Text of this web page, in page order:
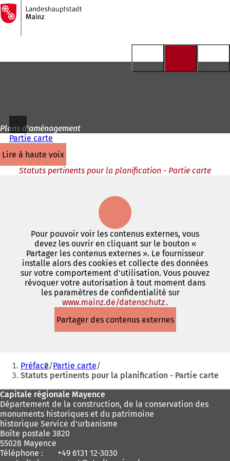
Accéder au contenu
Vers
la
page
d'accueil
Plans d'aménagement
Partie carte
lire à haute voix
Statuts pertinents pour la planification - Partie carte
Pour pouvoir voir les contenus externes, vous
devez les ouvrir en cliquant sur le bouton «
Partager les contenus externes ». Le fournisseur
installe alors des cookies et collecte des données
sur votre comportement d'utilisation. Vous pouvez
révoquer votre autorisation à tout moment dans
les paramètres de confidentialité sur
www.mainz.de/datenschutz(S'ouvre
un
nouvel
.
Partager des contenus externes
Vous
êtes
ici
:
Préface Partie carte
Statuts pertinents pour la planification - Partie carte
Pied
de
page
Capitale régionale Mayence
Département de la construction, de la conservation des
monuments historiques et du patrimoine
historique Service d'urbanisme
Boîte postale 3820
55028 Mayence
Téléphone :
+49 6131 12-3030